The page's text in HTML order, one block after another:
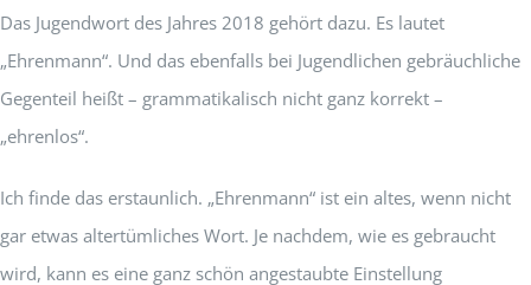
Das Jugendwort des Jahres 2018 gehört dazu. Es lautet
„Ehrenmann“. Und das ebenfalls bei Jugendlichen gebräuchliche
Gegenteil heißt – grammatikalisch nicht ganz korrekt –
„ehrenlos“.
Ich finde das erstaunlich. „Ehrenmann“ ist ein altes, wenn nicht
gar etwas altertümliches Wort. Je nachdem, wie es gebraucht
wird, kann es eine ganz schön angestaubte Einstellung